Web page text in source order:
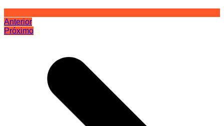
Anterior
Próximo